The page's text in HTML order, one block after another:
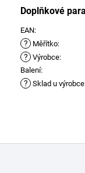
Doplňkové
EAN:
? Měřítko:
? Výrobce:
Balení:
? Sklad u výrobce